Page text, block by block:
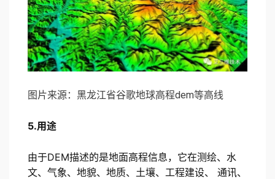
图片来源：黑龙江省谷歌地球高程dem等高线
5.用途
由于DEM描述的是地面高程信息，它在测绘、水
文、气象、地貌、地质、土壤、工程建设、 通讯、